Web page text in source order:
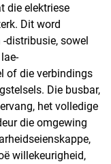
die elektriese
Dit word
distribusie, sowel
of die verbindings
Die busbar,
het volledige
die omgewing
willekeurigheid,